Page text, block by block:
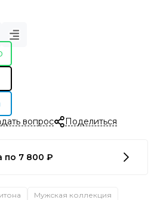
вопрос Поделиться
по 7 800 ₽
Мужская коллекция